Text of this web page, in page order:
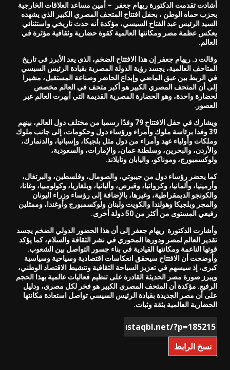
أشادت تقدمت الدكتورة ريهام جعفر – أمين مساعد العلاقات الخارجية
بحزب حماه الوطن ، بحفل افتتاح المتحف المصري الكبير الذي يشهده
السيد الرئيس عبد الفتاح السيسي، مؤكدة أنه حدث تاريخي واستثنائي
يعكس عظمة مصر ومكانتها العالمية كقوة حضارية وثقافية مؤثرة في
العالم.
وقالت د. ريهام جعفر إن هذا الافتتاح الضخم، الذي يعد الأبرز في تاريخ
المتاحف العالمية، يجسد رؤية الدولة المصرية بقيادة الرئيس السيسي
في الربط بين عبق الماضي وإبداع الحاضر وصناعة المستقبل، مشيرا
إلى أن المتحف المصري الكبير هو أكبر متحف في العالم مخصص
لحضارة واحدة، وهو الحضارة المصرية القديمة التي أبهرت العالم عبر
العصور.
ويشارك في حفل الافتتاح 79 وفدًا رسميا من مختلف دول العالم، بينهم
39 وفدا برئاسة ملوك وأمراء ورؤساء دول وحكومات، إلى جانب ملوك
وملكات وأولياء عهد وأمراء من دول مثل بلجيكا، وإسبانيا، والدنمارك،
والأردن، والبحرين، وسلطنة عمان، والإمارات، والسعودية،
ولوكسمبورج، وموناكو، واليابان وتايلاند.
كما يحضر رؤساء دول من جيبوتي، والصومال، وفلسطين، والبرتغال،
وأرمينيا، وألمانيا، وكرواتيا، وقبرص، وألبانيا، وبلغاريا، وكولومبيا، وغانا،
والكونجو الديمقراطية، وغيرها، بالإضافة إلى رؤساء وزراء اليونان
والمجر وبلجيكا وهولندا والكويت ولبنان ولوكسمبورج وأوغندا، وممثلين
رفيعي المستوى من أكثر من 50 دولة أخرى.
وأشارت الدكتورة ريهام جعفر إلى أن هذا الحضور الدولي الضخم يجسد
تقدير العالم لمصر ودورها المحوري في نشر الثقافة والسلام، كما يؤكد
قوتها الناعمة ومكانتها القيادية في بناء جسور التواصل بين الشعوب.
وأوضحت أن الافتتاح سيحقق انعكاسات اقتصادية وسياحية وسياسية
كبرى، إذ سيسهم في تعزيز السياحة الثقافية وتنشيط الاقتصاد الوطني،
ويبرز صورة مصر الحديثة القادرة على تنظيم فعاليات عالمية بهذا الحجم
الرفيع. مؤكدة أن المتحف المصري الكبير هو فخر لكل مصري، ودليل
على أن مصر الجديدة بقيادة الرئيس السيسي تواصل استعادة مكانتها
الحضارية العالمية بثقة وثبات.
نسخ الرابط